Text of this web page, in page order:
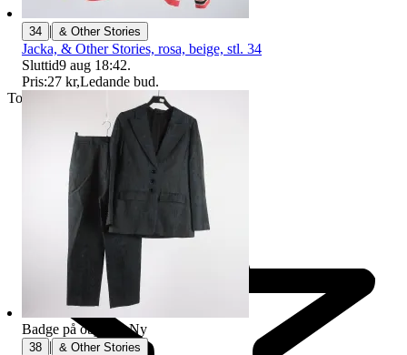
Toppsäljare
34 | & Other Stories
Jacka, & Other Stories, rosa, beige, stl. 34
Sluttid9 aug 18:42.
Pris:27 kr,Ledande bud.
Badge på objektet:Ny
38 | & Other Stories